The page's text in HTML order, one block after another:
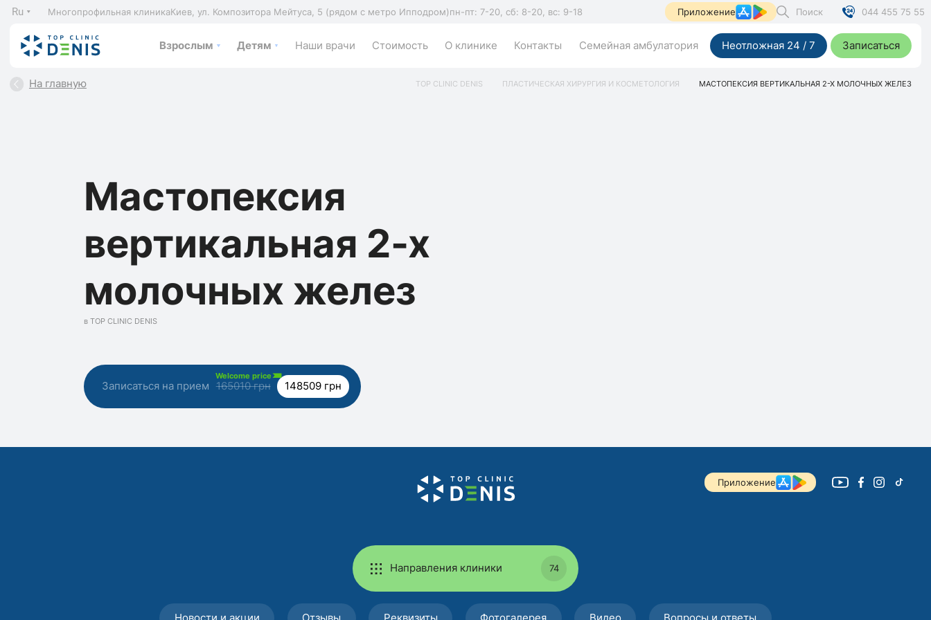
Ru Многопрофильная клиникаКиев, ул. Композитора Мейтуса, 5 (рядом с метро Ипподром)пн-пт: 7-20, сб: 8-20, вс: 9-18 Приложение Поиск 044 455 75 55
Взрослым Детям Наши врачи Стоимость О клинике Контакты Семейная амбулатория Неотложная 24 / 7 Записаться
На главную TOP CLINIC DENIS ПЛАСТИЧЕСКАЯ ХИРУРГИЯ И КОСМЕТОЛОГИЯ МАСТОПЕКСИЯ ВЕРТИКАЛЬНАЯ 2-Х МОЛОЧНЫХ ЖЕЛЕЗ
Мастопексия
вертикальная 2-х
молочных желез
в TOP CLINIC DENIS
Записаться на прием
Welcome price
165010 грн 148509 грн
Приложение
Направления клиники 74